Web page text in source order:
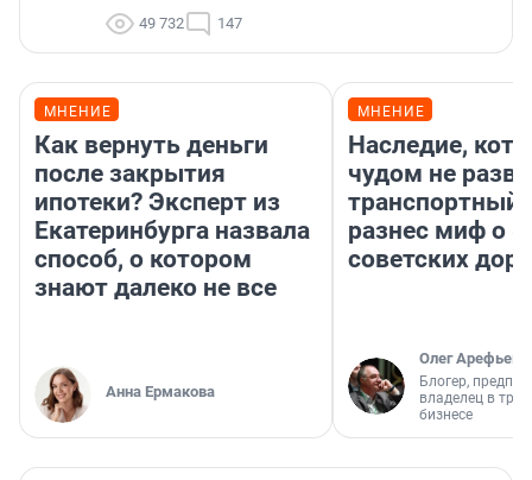
49 732 147
МНЕНИЕ
Как вернуть деньги
после закрытия
ипотеки? Эксперт из
Екатеринбурга назвала
способ, о котором
знают далеко не все
Анна Ермакова
МНЕНИЕ
Наследие,
чудом не
транспортный
разнес миф о
советских
Олег Арефьев
Блогер,
владелец в
бизнесе